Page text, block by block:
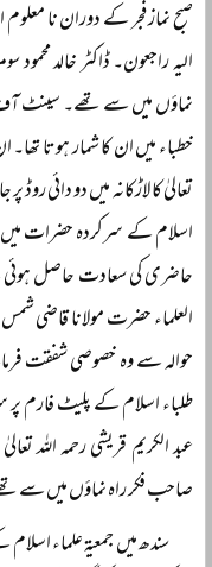
صبح نماز فجر کے دوران نا
الیہ راجعون۔ ڈاکٹر خالد محمود
نماؤں میں سے تھے۔ سینٹ
خطباء میں ان کا شمار ہوتا تھا۔
تعالیٰ کا لاڑکانہ میں دو دائی
اسلام کے سرکردہ حضرات میں
حاضری کی سعادت حاصل ہوئی
العلماء حضرت مولانا قاضی
حوالہ سے وہ خصوصی شفقت
طلباء اسلام کے پلیٹ
عبد الکریم قریشی رحمہ اللہ
صاحب فکر راہ نماؤں میں سے
سندھ میں جمعیۃ علماء